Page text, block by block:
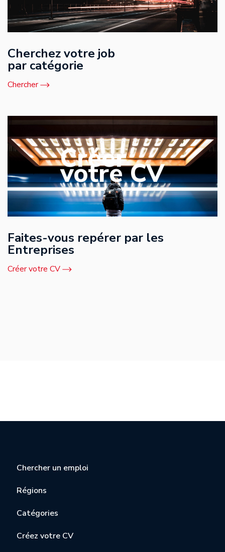
Cherchez votre job
par catégorie
Chercher
Créer
votre CV
Faites-vous repérer par les
Entreprises
Créer votre CV
Chercher un emploi
Régions
Catégories
Créez votre CV